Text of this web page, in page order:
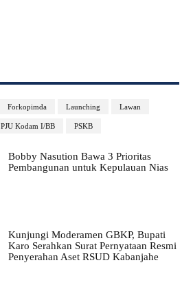
Forkopimda Launching Lawan
PJU Kodam I/BB PSKB
Bobby Nasution Bawa 3 Prioritas
Pembangunan untuk Kepulauan Nias
Kunjungi Moderamen GBKP, Bupati
Karo Serahkan Surat Pernyataan Resmi
Penyerahan Aset RSUD Kabanjahe